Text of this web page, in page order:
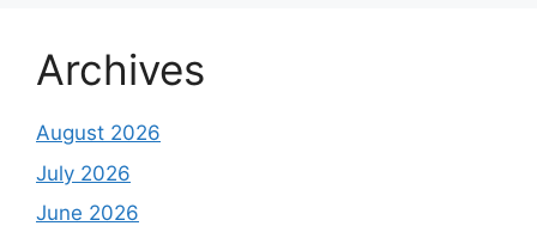
Archives
August 2026
July 2026
June 2026